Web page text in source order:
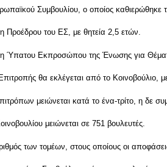
Συμβουλίου, ο οποίος καθιερώθηκε
Προέδρου του ΕΣ, με θητεία 2,5 ετών.
Ύπατου Εκπροσώπου της Ένωσης για Θέματα
θα εκλέγεται από το Κοινοβούλιο,
μειώνεται κατά το ένα-τρίτο, η δε
μειώνεται σε 751 βουλευτές.
των τομέων, στους οποίους οι